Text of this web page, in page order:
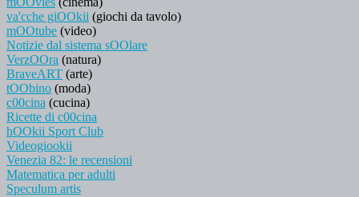
va'cche giOOkii (giochi da tavolo)
mOOtube (video)
Notizie dal sistema sOOlare
VerzOOra (natura)
BraveART (arte)
tOObino (moda)
c00cina (cucina)
Ricette di c00cina
hOOkii Sport Club
Videogiookii
Venezia 82: le recensioni
Matematica per adulti
Speculum artis